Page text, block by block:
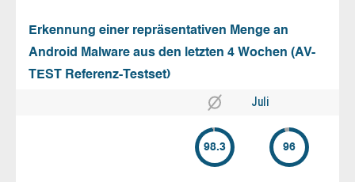
Erkennung einer repräsentativen Menge an
Android Malware aus den letzten 4 Wochen (AV-
TEST Referenz-Testset)
Juli
98.3 96